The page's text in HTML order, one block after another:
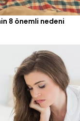
8 önemli nedeni